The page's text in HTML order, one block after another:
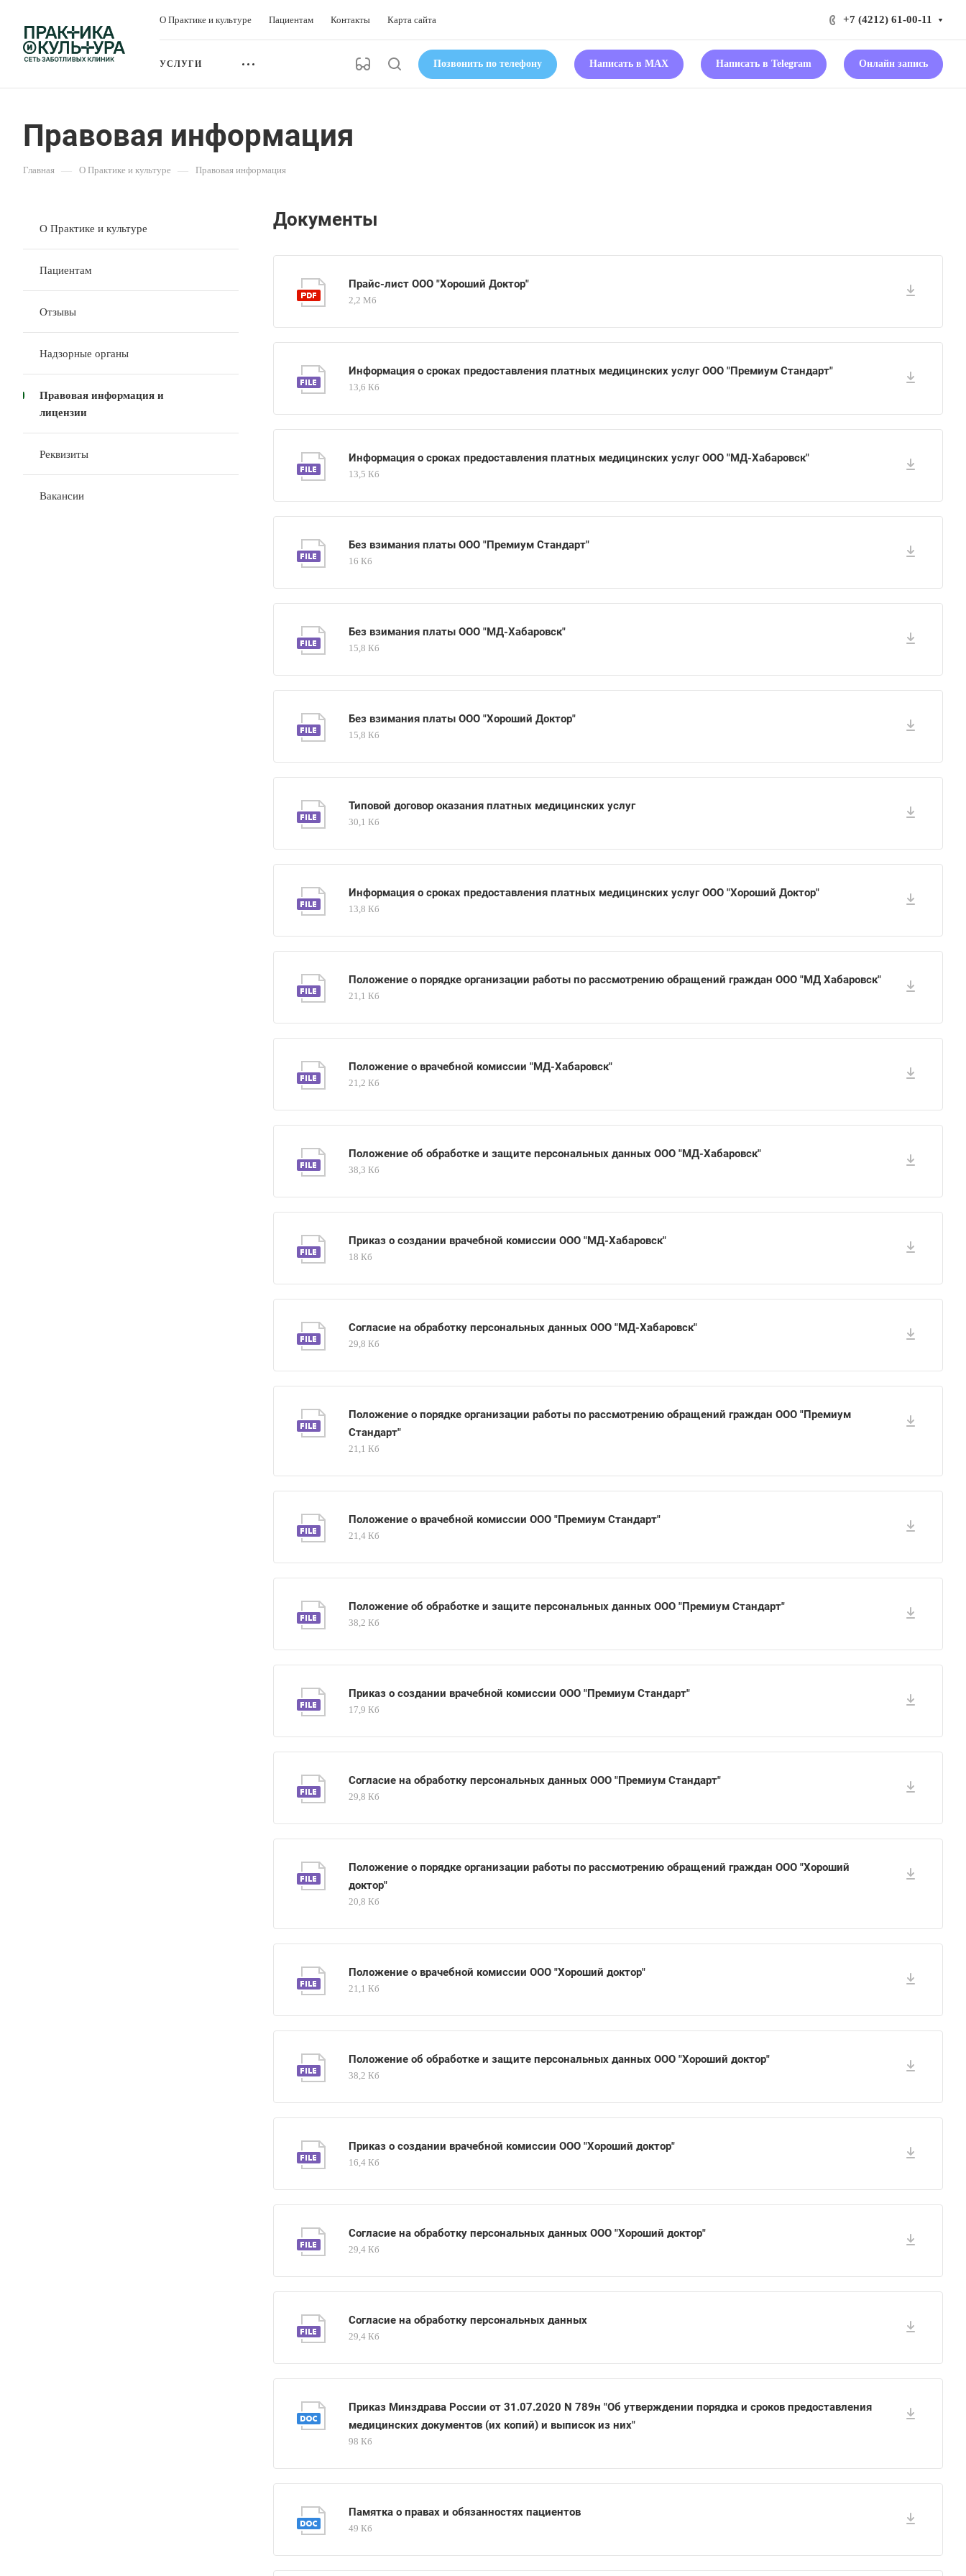
О Практике и культуре Пациентам Контакты Карта сайта +7 (4212) 61-00-11
УСЛУГИ Позвонить по телефону Написать в MAX Написать в Telegram Онлайн запись
Правовая информация
Главная — О Практике и культуре — Правовая информация
Документы
Прайс-лист ООО "Хороший Доктор"
2,2 Мб
Информация о сроках предоставления платных медицинских услуг ООО "Премиум Стандарт"
13,6 Кб
Информация о сроках предоставления платных медицинских услуг ООО "МД-Хабаровск"
13,5 Кб
Без взимания платы ООО "Премиум Стандарт"
16 Кб
Без взимания платы ООО "МД-Хабаровск"
15,8 Кб
Без взимания платы ООО "Хороший Доктор"
15,8 Кб
Типовой договор оказания платных медицинских услуг
30,1 Кб
Информация о сроках предоставления платных медицинских услуг ООО "Хороший Доктор"
13,8 Кб
Положение о порядке организации работы по рассмотрению обращений граждан ООО "МД Хабаровск"
21,1 Кб
Положение о врачебной комиссии "МД-Хабаровск"
21,2 Кб
Положение об обработке и защите персональных данных ООО "МД-Хабаровск"
38,3 Кб
Приказ о создании врачебной комиссии ООО "МД-Хабаровск"
18 Кб
Согласие на обработку персональных данных ООО "МД-Хабаровск"
29,8 Кб
Положение о порядке организации работы по рассмотрению обращений граждан ООО "Премиум
Стандарт"
21,1 Кб
Положение о врачебной комиссии ООО "Премиум Стандарт"
21,4 Кб
Положение об обработке и защите персональных данных ООО "Премиум Стандарт"
38,2 Кб
Приказ о создании врачебной комиссии ООО "Премиум Стандарт"
17,9 Кб
Согласие на обработку персональных данных ООО "Премиум Стандарт"
29,8 Кб
Положение о порядке организации работы по рассмотрению обращений граждан ООО "Хороший
доктор"
20,8 Кб
Положение о врачебной комиссии ООО "Хороший доктор"
21,1 Кб
Положение об обработке и защите персональных данных ООО "Хороший доктор"
38,2 Кб
Приказ о создании врачебной комиссии ООО "Хороший доктор"
16,4 Кб
Согласие на обработку персональных данных ООО "Хороший доктор"
29,4 Кб
Согласие на обработку персональных данных
29,4 Кб
Приказ Минздрава России от 31.07.2020 N 789н "Об утверждении порядка и сроков предоставления
медицинских документов (их копий) и выписок из них"
98 Кб
Памятка о правах и обязанностях пациентов
49 Кб
О Практике и культуре
Пациентам
Отзывы
Надзорные органы
Правовая информация и
лицензии
Реквизиты
Вакансии